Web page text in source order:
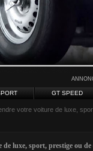
GT SPEED
votre voiture de luxe,
luxe, sport, prestige ou de